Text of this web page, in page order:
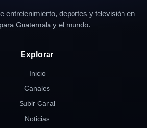
entretenimiento, deportes y televisión en
Guatemala y el mundo.
Explorar
Inicio
Canales
Subir Canal
Noticias